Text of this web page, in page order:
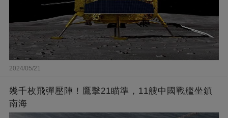
2024/05/21
幾千枚飛彈壓陣！鷹擊21瞄準，11艘中國戰艦坐鎮
南海